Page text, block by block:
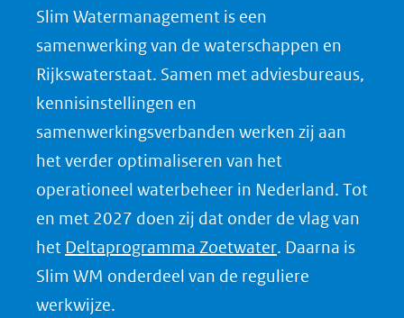
n
o
p
L
i
n
k
e
d
I
Slim Watermanagement is een
samenwerking van de waterschappen en
Rijkswaterstaat. Samen met adviesbureaus,
kennisinstellingen en
samenwerkingsverbanden werken zij aan
het verder optimaliseren van het
operationeel waterbeheer in Nederland. Tot
en met 2027 doen zij dat onder de vlag van
het Deltaprogramma Zoetwater(opent
in
. Daarna is
Slim WM onderdeel van de reguliere
werkwijze.